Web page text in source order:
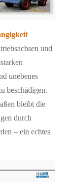
und
unebenes
beschädigen.
bleibt die
durch
– ein echtes